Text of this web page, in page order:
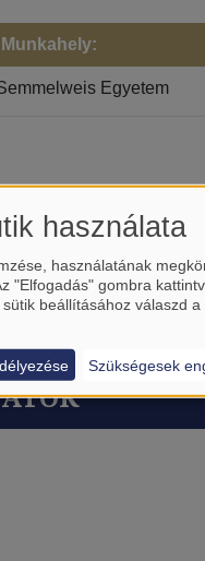
Munkahely:
Egyetem
használata
használatának
"Elfogadás" gombra
beállításához válaszd a
Szükségesek